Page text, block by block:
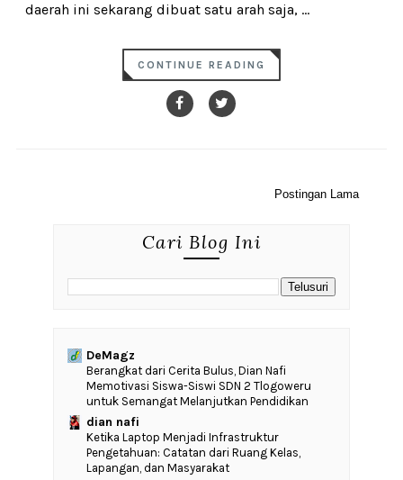
daerah ini sekarang dibuat satu arah saja, ...
CONTINUE READING
Postingan Lama
Cari Blog Ini
DeMagz
‎Berangkat dari Cerita Bulus, Dian Nafi
Memotivasi Siswa-Siswi SDN 2 Tlogoweru
untuk Semangat Melanjutkan Pendidikan
dian nafi
Ketika Laptop Menjadi Infrastruktur
Pengetahuan: Catatan dari Ruang Kelas,
Lapangan, dan Masyarakat